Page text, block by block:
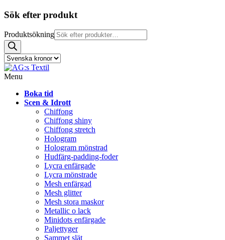
Sök efter produkt
Produktsökning
Menu
Boka tid
Scen & Idrott
Chiffong
Chiffong shiny
Chiffong stretch
Hologram
Hologram mönstrad
Hudfärg-padding-foder
Lycra enfärgade
Lycra mönstrade
Mesh enfärgad
Mesh glitter
Mesh stora maskor
Metallic o lack
Minidots enfärgade
Paljettyger
Sammet slät